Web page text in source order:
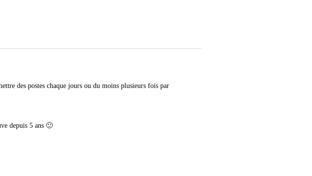
des postes chaque jours ou du moins plusieurs fois par
depuis 5 ans 🙂